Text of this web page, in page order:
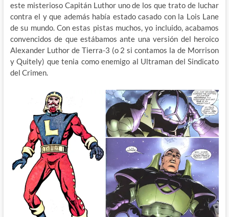
este misterioso Capitán Luthor uno de los que trato de luchar
contra el y que además había estado casado con la Lois Lane
de su mundo. Con estas pistas muchos, yo incluido, acabamos
convencidos de que estábamos ante una versión del heroico
Alexander Luthor de Tierra-3 (o 2 si contamos la de Morrison
y Quitely) que tenia como enemigo al Ultraman del Sindicato
del Crimen.